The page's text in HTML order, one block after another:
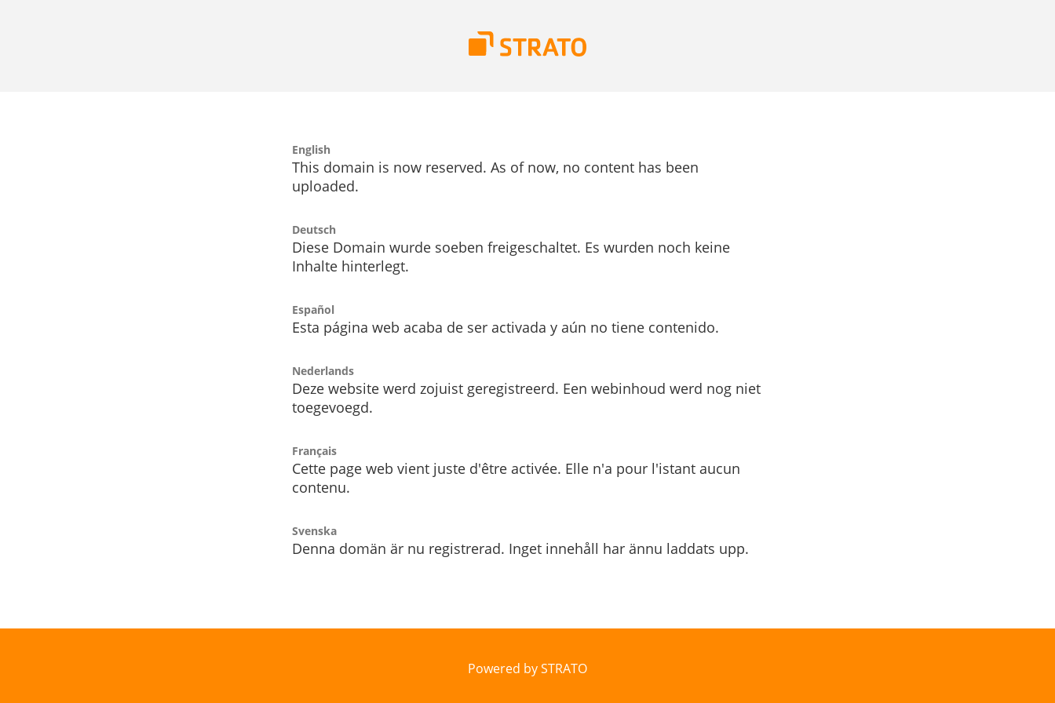
English
This domain is now reserved. As of now, no content has been
uploaded.
Deutsch
Diese Domain wurde soeben freigeschaltet. Es wurden noch keine
Inhalte hinterlegt.
Español
Esta página web acaba de ser activada y aún no tiene contenido.
Nederlands
Deze website werd zojuist geregistreerd. Een webinhoud werd nog niet
toegevoegd.
Français
Cette page web vient juste d'être activée. Elle n'a pour l'istant aucun
contenu.
Svenska
Denna domän är nu registrerad. Inget innehåll har ännu laddats upp.
Powered by STRATO